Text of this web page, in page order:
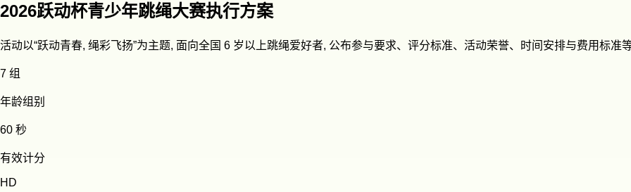
2026跃动杯青少年跳绳大赛执行方案
活动以“跃动青春, 绳彩飞扬”为主题, 面向全国 6 岁以上跳绳爱好者, 公布参与要求、评分标准、活动荣誉、时间安排与费用标准
7 组
年龄组别
60 秒
有效计分
HD